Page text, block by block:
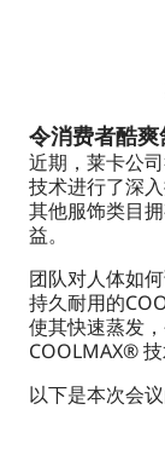
令消费者酷爽
近期，莱卡公
技术进行了深
其他服饰类目
益。
团队对人体如
持久耐用的
使其快速蒸发
COOLMAX® 技
以下是本次会